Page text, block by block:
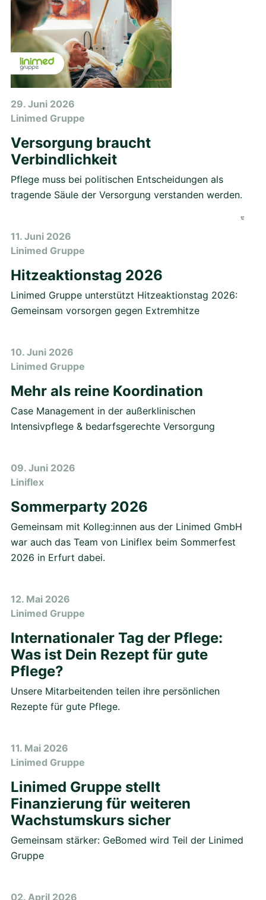
29. Juni 2026
Linimed Gruppe
Versorgung braucht
Verbindlichkeit
Pflege muss bei politischen Entscheidungen als
tragende Säule der Versorgung verstanden werden.
11. Juni 2026
Linimed Gruppe
Hitzeaktionstag 2026
Linimed Gruppe unterstützt Hitzeaktionstag 2026:
Gemeinsam vorsorgen gegen Extremhitze
10. Juni 2026
Linimed Gruppe
Mehr als reine Koordination
Case Management in der außerklinischen
Intensivpflege & bedarfsgerechte Versorgung
09. Juni 2026
Liniflex
Sommerparty 2026
Gemeinsam mit Kolleg:innen aus der Linimed GmbH
war auch das Team von Liniflex beim Sommerfest
2026 in Erfurt dabei.
12. Mai 2026
Linimed Gruppe
Internationaler Tag der Pflege:
Was ist Dein Rezept für gute
Pflege?
Unsere Mitarbeitenden teilen ihre persönlichen
Rezepte für gute Pflege.
11. Mai 2026
Linimed Gruppe
Linimed Gruppe stellt
Finanzierung für weiteren
Wachstumskurs sicher
Gemeinsam stärker: GeBomed wird Teil der Linimed
Gruppe
02. April 2026